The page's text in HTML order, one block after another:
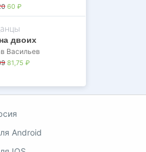
60 ₽
двоих
Васильев
81,75 ₽
Android